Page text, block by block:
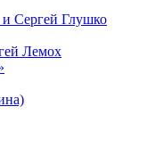
и Сергей Глушко
Лемох